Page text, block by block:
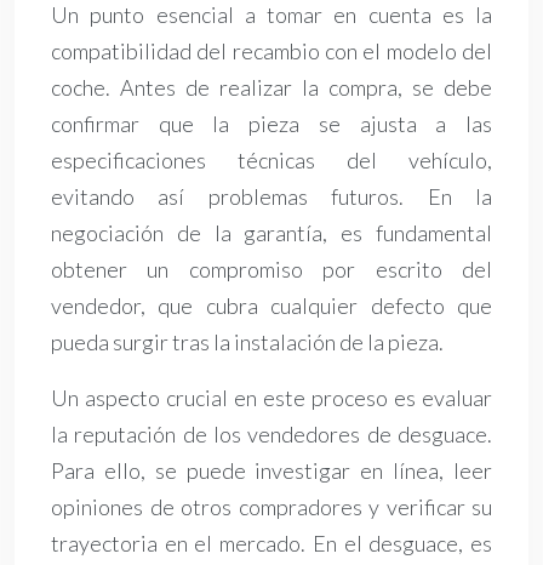
Un punto esencial a tomar en cuenta es la
compatibilidad del recambio con el modelo del
coche. Antes de realizar la compra, se debe
confirmar que la pieza se ajusta a las
especificaciones técnicas del vehículo,
evitando así problemas futuros. En la
negociación de la garantía, es fundamental
obtener un compromiso por escrito del
vendedor, que cubra cualquier defecto que
pueda surgir tras la instalación de la pieza.
Un aspecto crucial en este proceso es evaluar
la reputación de los vendedores de desguace.
Para ello, se puede investigar en línea, leer
opiniones de otros compradores y verificar su
trayectoria en el mercado. En el desguace, es